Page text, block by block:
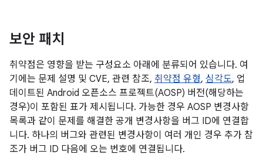
보안 패치
취약점은 영향을 받는 구성요소 아래에 분류되어 있습니다. 여
기에는 문제 설명 및 CVE, 관련 참조, 취약점 유형, 심각도, 업
데이트된 Android 오픈소스 프로젝트(AOSP) 버전(해당하는
경우)이 포함된 표가 제시됩니다. 가능한 경우 AOSP 변경사항
목록과 같이 문제를 해결한 공개 변경사항을 버그 ID에 연결합
니다. 하나의 버그와 관련된 변경사항이 여러 개인 경우 추가 참
조가 버그 ID 다음에 오는 번호에 연결됩니다.